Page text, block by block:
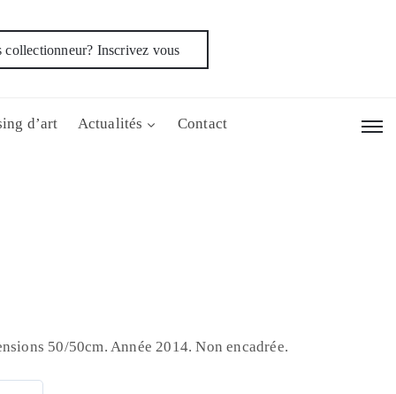
collectionneur? Inscrivez vous
d’art Actualités Contact
50/50cm. Année 2014. Non encadrée.